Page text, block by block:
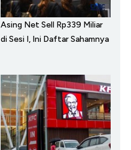
Asing Net Sell Rp339 Miliar
di Sesi I, Ini Daftar Sahamnya